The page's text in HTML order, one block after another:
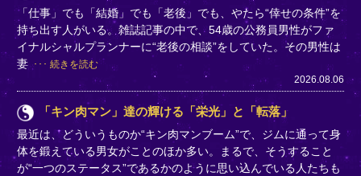
「仕事」でも「結婚」でも「老後」でも、やたら“倖せの条件”を
持ち出す人がいる。雑誌記事の中で、54歳の公務員男性がファ
イナルシャルプランナーに“老後の相談”をしていた。その男性は
妻
続きを読む
2026.08.06
「キン肉マン」達の輝ける「栄光」と「転落」
最近は、どういうものか“キン肉マンブーム”で、ジムに通って身
体を鍛えている男女がことのほか多い。まるで、そうすること
が“一つのステータス”であるかのように思い込んでいる人たちも